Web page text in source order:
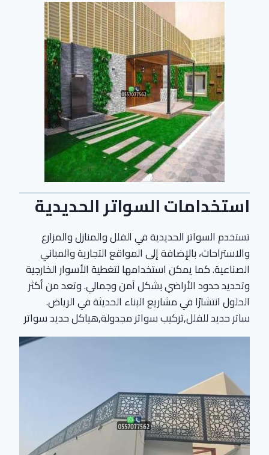
استخدامات السواتر الحديدية
تستخدم السواتر الحديدية في الفلل والمنازل والمزارع
والاستراحات، بالإضافة إلى المواقع التجارية والمباني
الصناعية. كما يمكن استخدامها لتغطية الأسوار الخارجية
وتحديد حدود الأراضي بشكل آمن وجمالي. وتعد من أكثر
الحلول انتشارًا في مشاريع البناء الحديثة في الرياض.
ساتر حديد للفلل,تركيب سواتر مجدولة,هياكل حديد سواتر